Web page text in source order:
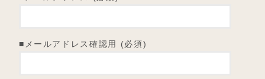
■メールアドレス確認用 (必須)